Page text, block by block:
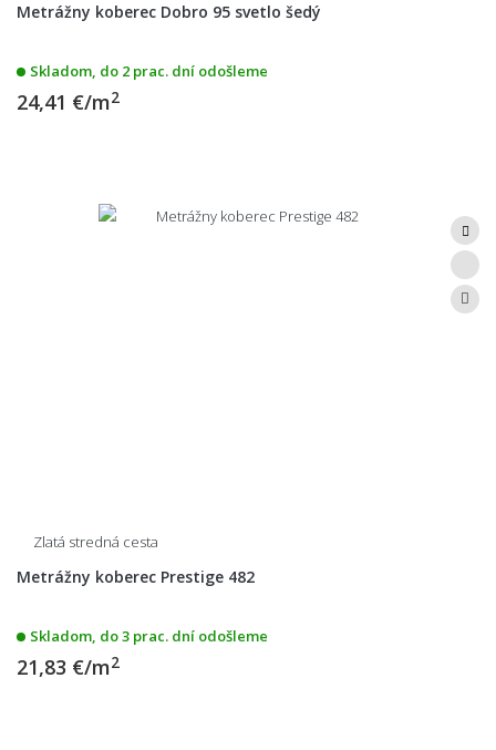
Metrážny koberec Dobro 95 svetlo šedý
Skladom, do 2 prac. dní odošleme
24,41 €/m2
Zlatá stredná cesta
Metrážny koberec Prestige 482
Skladom, do 3 prac. dní odošleme
21,83 €/m2